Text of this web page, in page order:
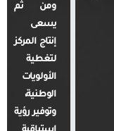
ومن ثم
يسعى
إنتاج المركز
لتغطية
الأولويات
الوطنية،
وتوفير رؤية